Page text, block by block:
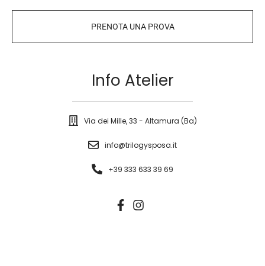
PRENOTA UNA PROVA
Info Atelier
Via dei Mille, 33 - Altamura (Ba)
info@trilogysposa.it
+39 333 633 39 69